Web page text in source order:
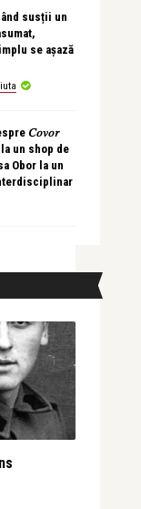
susții un
se așază
𝐶𝑜𝑣𝑜𝑟
la un shop de
Obor la un